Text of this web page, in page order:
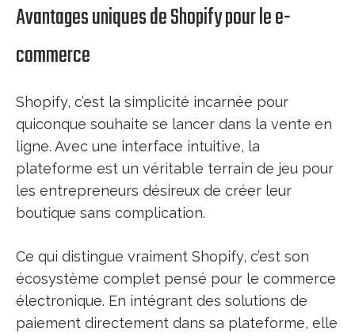
Avantages uniques de Shopify pour le e-
commerce
Shopify, c’est la simplicité incarnée pour
quiconque souhaite se lancer dans la vente en
ligne. Avec une interface intuitive, la
plateforme est un véritable terrain de jeu pour
les entrepreneurs désireux de créer leur
boutique sans complication.
Ce qui distingue vraiment Shopify, c’est son
écosystème complet pensé pour le commerce
électronique. En intégrant des solutions de
paiement directement dans sa plateforme, elle